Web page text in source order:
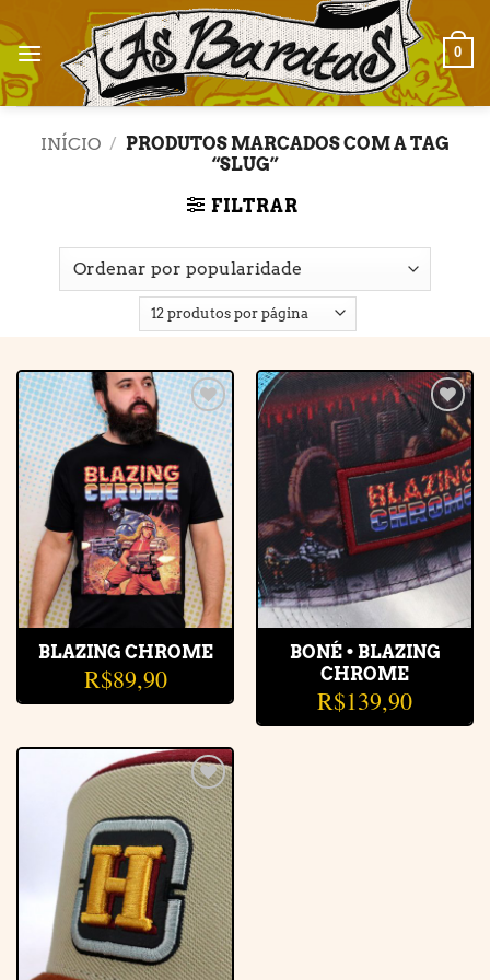
to
content
0
INÍCIO / PRODUTOS MARCADOS COM A TAG
“SLUG”
FILTRAR
Adicionar
à lista de
desejos
BLAZING CHROME
R$89,90
Adicionar
à lista de
desejos
BONÉ • BLAZING
CHROME
R$139,90
Adicionar
à lista de
desejos